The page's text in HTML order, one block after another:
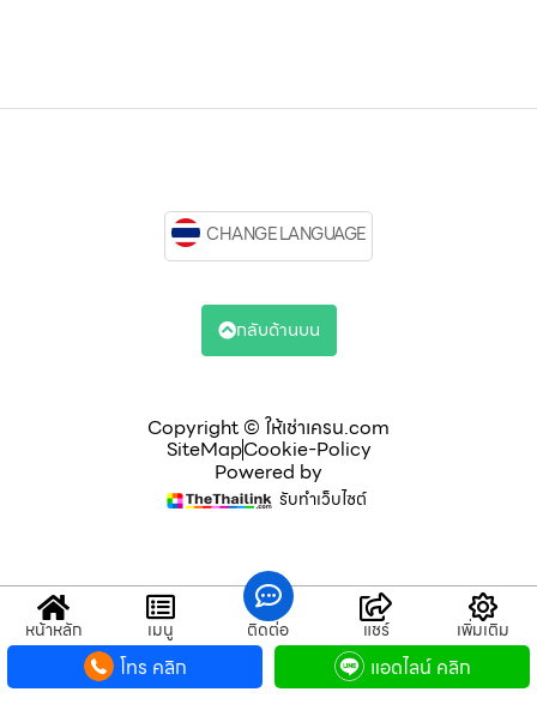
Copyright © ให้เช่าเครน.com
SiteMapCookie-Policy
Powered by
รับทำเว็บไซต์
CHANGE LANGUAGE
กลับด้านบน
หน้าหลัก เมนู ติดต่อ แชร์ เพิ่มเติม
โทร คลิก แอดไลน์ คลิก